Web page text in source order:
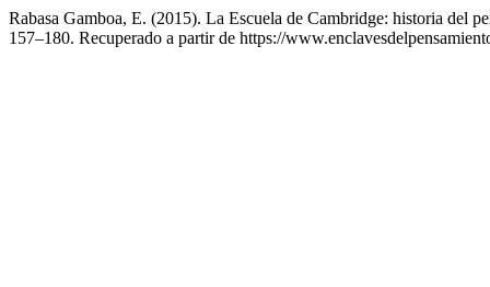
Rabasa Gamboa, E. (2015). La Escuela de Cambridge: historia del
157–180. Recuperado a partir de https://